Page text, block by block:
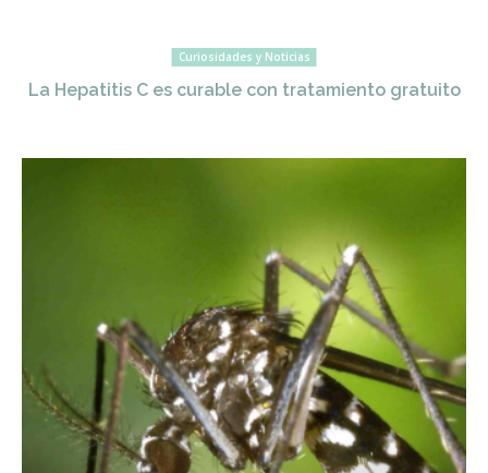
Curiosidades y Noticias
La Hepatitis C es curable con tratamiento gratuito